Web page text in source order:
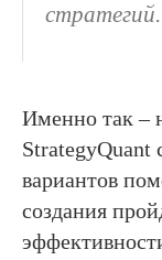
стратегий.
Именно так –
StrategyQuant
вариантов
создания